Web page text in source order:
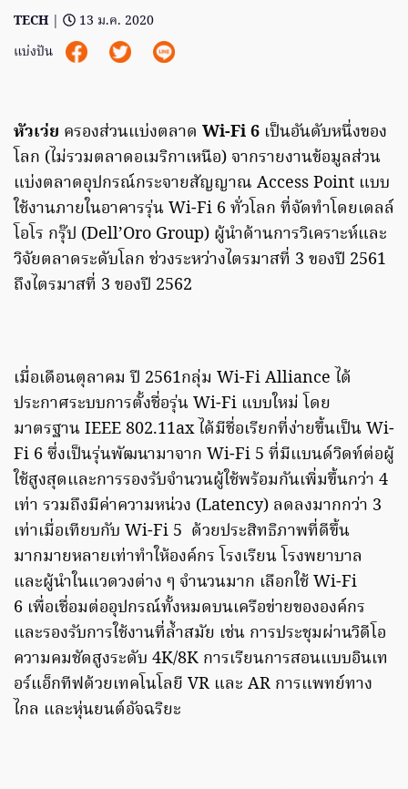
TECH |
13 ม.ค. 2020
แบ่งปัน
หัวเว่ย ครองส่วนแบ่งตลาด Wi-Fi 6 เป็นอันดับหนึ่งของ
โลก (ไม่รวมตลาดอเมริกาเหนือ) จากรายงานข้อมูลส่วน
แบ่งตลาดอุปกรณ์กระจายสัญญาณ Access Point แบบ
ใช้งานภายในอาคารรุ่น Wi-Fi 6 ทั่วโลก ที่จัดทำโดยเดลล์
โอโร กรุ๊ป (Dell’Oro Group) ผู้นำด้านการวิเคราะห์และ
วิจัยตลาดระดับโลก ช่วงระหว่างไตรมาสที่ 3 ของปี 2561
ถึงไตรมาสที่ 3 ของปี 2562
เมื่อเดือนตุลาคม ปี 2561กลุ่ม Wi-Fi Alliance ได้
ประกาศระบบการตั้งชื่อรุ่น Wi-Fi แบบใหม่ โดย
มาตรฐาน IEEE 802.11ax ได้มีชื่อเรียกที่ง่ายขึ้นเป็น Wi-
Fi 6 ซึ่งเป็นรุ่นพัฒนามาจาก Wi-Fi 5 ที่มีแบนด์วิดท์ต่อผู้
ใช้สูงสุดและการรองรับจำนวนผู้ใช้พร้อมกันเพิ่มขึ้นกว่า 4
เท่า รวมถึงมีค่าความหน่วง (Latency) ลดลงมากกว่า 3
เท่าเมื่อเทียบกับ Wi-Fi 5 ด้วยประสิทธิภาพที่ดีขึ้น
มากมายหลายเท่าทำให้องค์กร โรงเรียน โรงพยาบาล
และผู้นำในแวดวงต่าง ๆ จำนวนมาก เลือกใช้ Wi-Fi
6 เพื่อเชื่อมต่ออุปกรณ์ทั้งหมดบนเครือข่ายขององค์กร
และรองรับการใช้งานที่ล้ำสมัย เช่น การประชุมผ่านวิดีโอ
ความคมชัดสูงระดับ 4K/8K การเรียนการสอนแบบอินเท
อร์แอ็กทีฟด้วยเทคโนโลยี VR และ AR การแพทย์ทาง
ไกล และหุ่นยนต์อัจฉริยะ